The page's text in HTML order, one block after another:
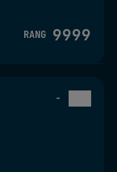
RANG 9999
-